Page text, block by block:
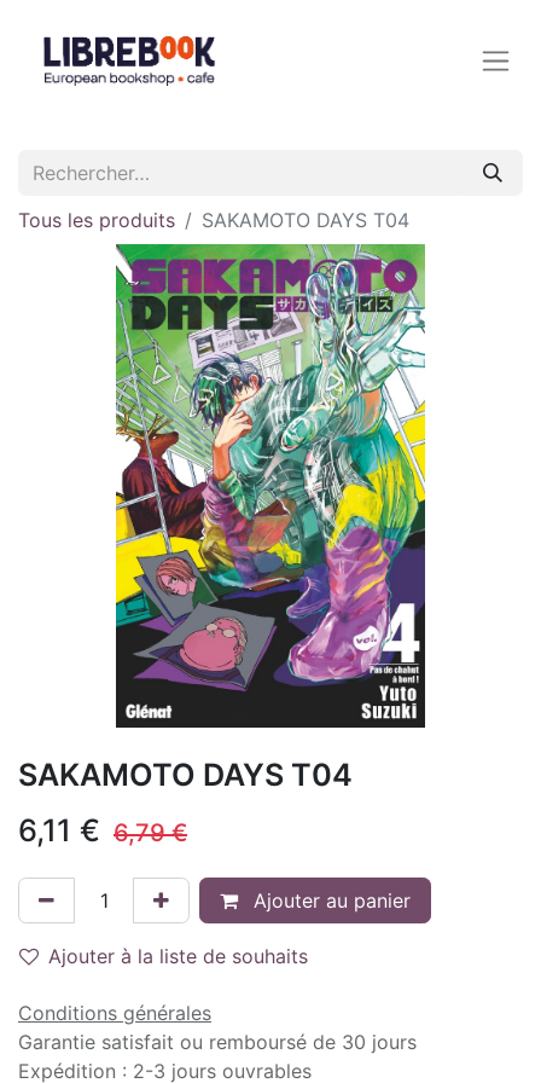
Tous les produits SAKAMOTO DAYS T04
SAKAMOTO DAYS T04
6,11 € 6,79€
Ajouter au panier
Ajouter à la liste de souhaits
Conditions générales
Garantie satisfait ou remboursé de 30 jours
Expédition : 2-3 jours ouvrables